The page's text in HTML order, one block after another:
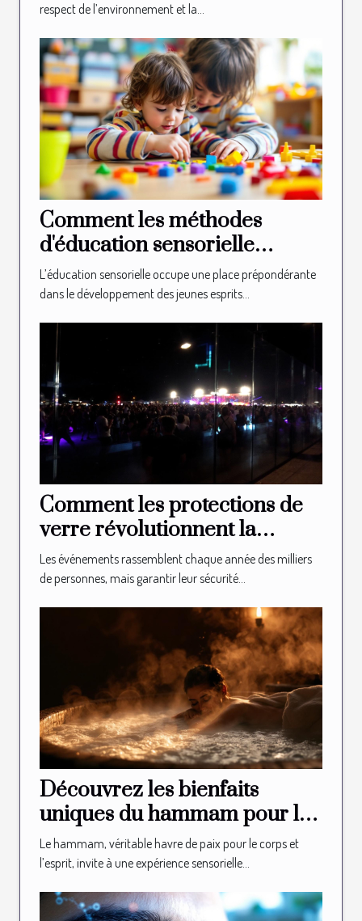
respect de l’environnement et la...
Comment les méthodes
d'éducation sensorielle
façonnent-elles les jeunes
esprits ?
L’éducation sensorielle occupe une place prépondérante
dans le développement des jeunes esprits...
Comment les protections de
verre révolutionnent la
sécurité des événements ?
Les événements rassemblent chaque année des milliers
de personnes, mais garantir leur sécurité...
Découvrez les bienfaits
uniques du hammam pour la
relaxation
Le hammam, véritable havre de paix pour le corps et
l’esprit, invite à une expérience sensorielle...